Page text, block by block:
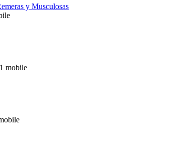
y Musculosas